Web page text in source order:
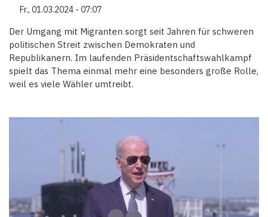
Fr., 01.03.2024 - 07:07
Der Umgang mit Migranten sorgt seit Jahren für schweren
politischen Streit zwischen Demokraten und
Republikanern. Im laufenden Präsidentschaftswahlkampf
spielt das Thema einmal mehr eine besonders große Rolle,
weil es viele Wähler umtreibt.